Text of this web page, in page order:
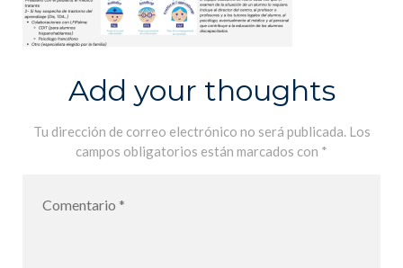
Add your thoughts
Tu dirección de correo electrónico no será publicada. Los
campos obligatorios están marcados con *